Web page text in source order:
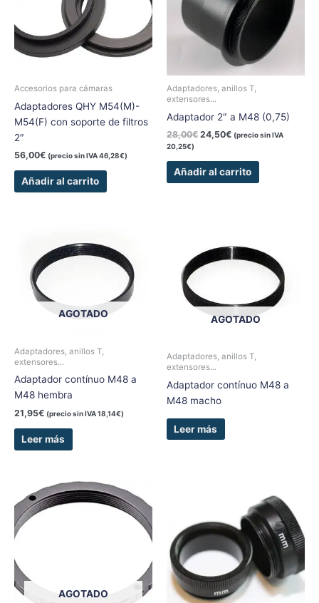
Accesorios para cámaras
Adaptadores QHY M54(M)-
M54(F) con soporte de filtros
2″
56,00€ (precio sin IVA46,28€)
Añadir al carrito
Adaptadores, anillos T,
extensores...
Adaptador 2″ a M48 (0,75)
28,00€ 24,50€ (precio sin IVA
20,25€)
Añadir al carrito
AGOTADO
Adaptadores, anillos T,
extensores...
Adaptador contínuo M48 a
M48 hembra
21,95€ (precio sin IVA18,14€)
Leer más
AGOTADO
Adaptadores, anillos T,
extensores...
Adaptador contínuo M48 a
M48 macho
Leer más
AGOTADO
precios:
desde
15,00€
hasta
18,00€
tiene
Las
se